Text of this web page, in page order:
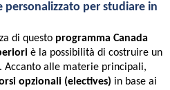
personalizzato per studiare in
di questo programma Canada
è la possibilità di costruire un
Accanto alle materie principali,
opzionali (electives) in base ai